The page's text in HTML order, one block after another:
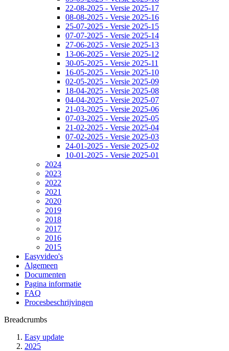
22-08-2025 - Versie 2025-17
08-08-2025 - Versie 2025-16
25-07-2025 - Versie 2025-15
07-07-2025 - Versie 2025-14
27-06-2025 - Versie 2025-13
13-06-2025 - Versie 2025-12
30-05-2025 - Versie 2025-11
16-05-2025 - Versie 2025-10
02-05-2025 - Versie 2025-09
18-04-2025 - Versie 2025-08
04-04-2025 - Versie 2025-07
21-03-2025 - Versie 2025-06
07-03-2025 - Versie 2025-05
21-02-2025 - Versie 2025-04
07-02-2025 - Versie 2025-03
24-01-2025 - Versie 2025-02
10-01-2025 - Versie 2025-01
2024
2023
2022
2021
2020
2019
2018
2017
2016
2015
Easyvideo's
Algemeen
Documenten
Pagina informatie
FAQ
Procesbeschrijvingen
Breadcrumbs
Easy update
2025